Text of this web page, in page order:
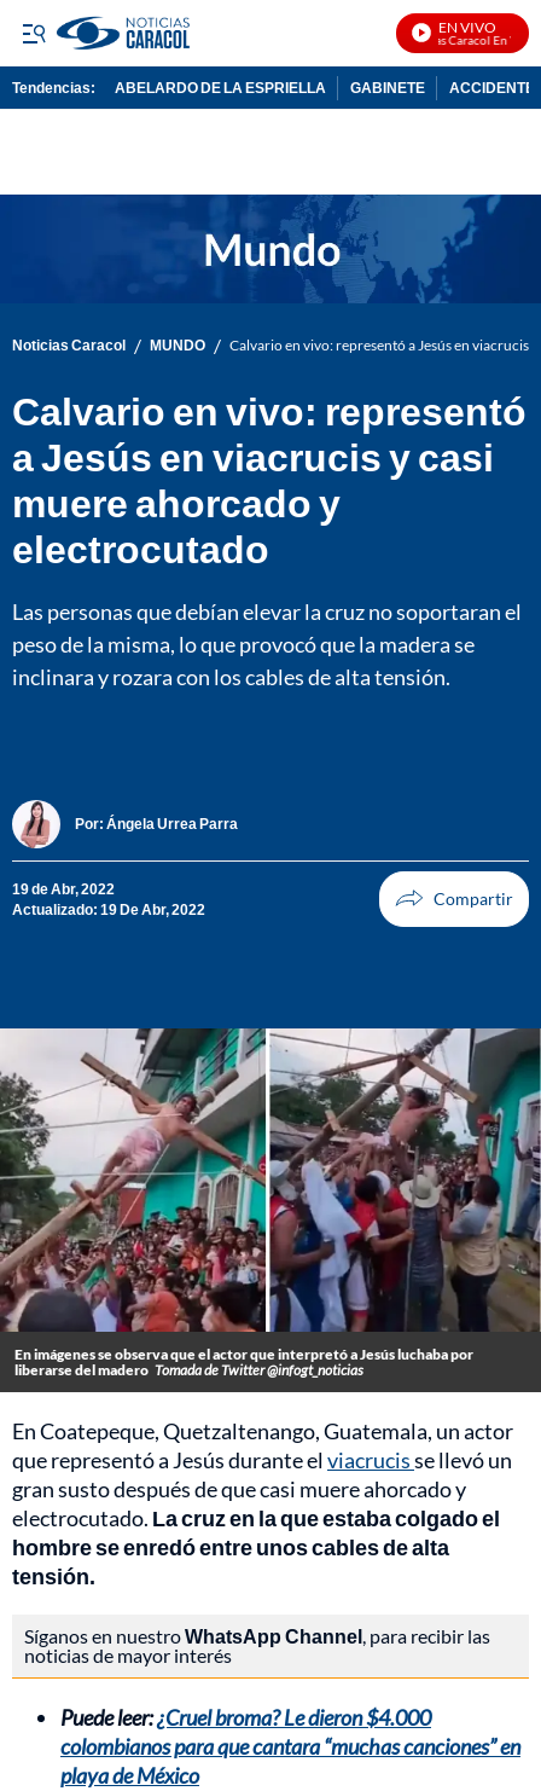
EN VIVO
Noticias Caracol En Vivo
Tendencias: ABELARDO DE LA ESPRIELLA GABINETE ACCIDENTE
Noticias Caracol / MUNDO / Calvario en vivo: representó a Jesús en viacrucis
Calvario en vivo: representó
a Jesús en viacrucis y casi
muere ahorcado y
electrocutado
Las personas que debían elevar la cruz no soportaran el
peso de la misma, lo que provocó que la madera se
inclinara y rozara con los cables de alta tensión.
Por: Ángela Urrea Parra
19 de Abr, 2022
Actualizado: 19 De Abr, 2022
En imágenes se observa que el actor que interpretó a Jesús luchaba por
liberarse del madero Tomada de Twitter @infogt_noticias
En Coatepeque, Quetzaltenango, Guatemala, un actor
que representó a Jesús durante elviacrucisse llevó un
gran susto después de que casi muere ahorcado y
electrocutado. La cruz en la que estaba colgado el
hombre se enredó entre unos cables de alta
tensión.
Síganos en nuestroWhatsApp Channel, para recibir las
noticias de mayor interés
Puede leer:¿Cruel broma? Le dieron $4.000
colombianos para que cantara “muchas canciones” en
playa de México